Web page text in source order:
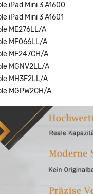
iPad Mini 3 A1600
iPad Mini 3 A1601
ME276LL/A
MF066LL/A
MF247CH/A
MGNV2LL/A
MH3F2LL/A
MGPW2CH/A